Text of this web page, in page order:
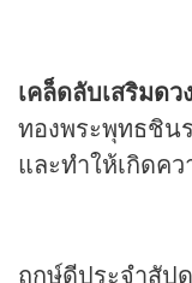
เคล็ดลับเสริมดว
ทองพระพุทธชิน
และทำให้เกิดค
ฤกษ์ดีประจำสัป